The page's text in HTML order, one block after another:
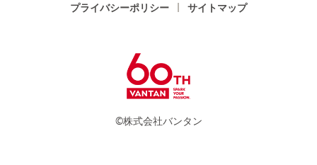
プライバシーポリシー
サイトマップ
©株式会社バンタン